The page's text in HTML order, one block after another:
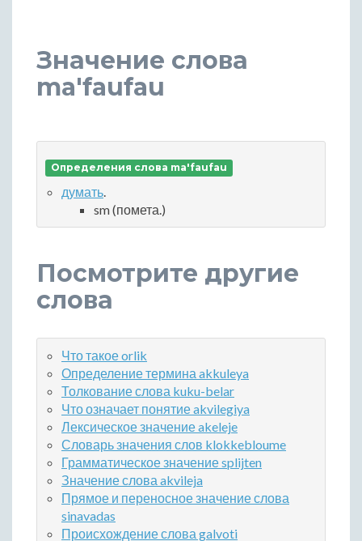
Значение слова
ma'faufau
Определения слова ma'faufau
думать.
sm (помета.)
Посмотрите другие
слова
Что такое orlik
Определение термина akkuleya
Толкование слова kuku-belar
Что означает понятие akvilegiya
Лексическое значение akeleje
Словарь значения слов klokkebloume
Грамматическое значение splijten
Значение слова akvileja
Прямое и переносное значение слова
sinavadas
Происхождение слова galvoti